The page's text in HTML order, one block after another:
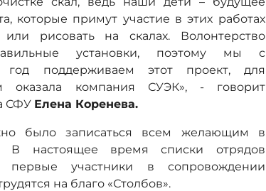
которые примут участие в этих работах
рисовать на скалах. Волонтерство
установки, поэтому мы с
год поддерживаем этот проект, для
оказала компания СУЭК», - говорит
СФУ Елена Коренева.
было записаться всем желающим в
настоящее время списки отрядов
участники в сопровождении
на благо «Столбов».